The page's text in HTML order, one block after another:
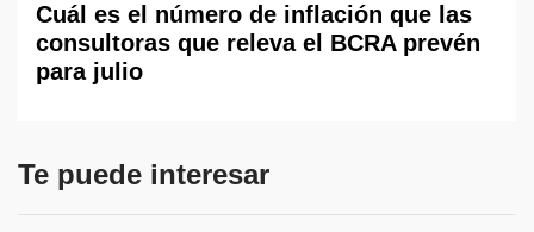
Cuál es el número de inflación que las
consultoras que releva el BCRA prevén
para julio
Te puede interesar